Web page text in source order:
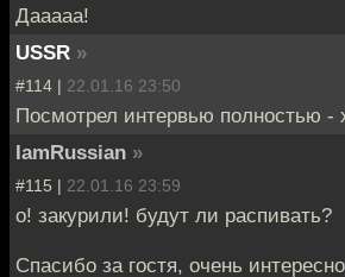
Дааааа!
USSR »
#114 | 22.01.16 23:50
Посмотрел интервью полностью -
IamRussian »
#115 | 22.01.16 23:59
о! закурили! будут ли распивать?
Спасибо за гостя, очень